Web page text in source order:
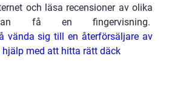
och läsa recensioner av olika
få en fingervisning.
vända sig till en återförsäljare av
med att hitta rätt däck